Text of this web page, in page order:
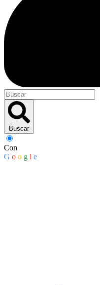
Buscar
Con
G o o g l e